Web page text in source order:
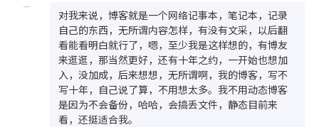
对我来说，博客就是一个网络记事本，笔记本，记录
自己的东西，无所谓内容怎样，有没有文采，以后翻
看能看明白就行了，嗯，至少我是这样想的，有博友
来逛逛，那当然更好，还有十年之约，一开始也想加
入，没加成，后来想想，无所谓啊，我的博客，写不
写十年，自己说了算，不用想太多。我不用动态博客
是因为不会备份，哈哈，会搞丢文件，静态目前来
看，还挺适合我。